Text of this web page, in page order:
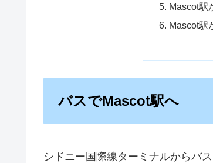
Mascot駅
Mascot駅
バスでMascot駅へ
シドニー国際線ターミナルからバ